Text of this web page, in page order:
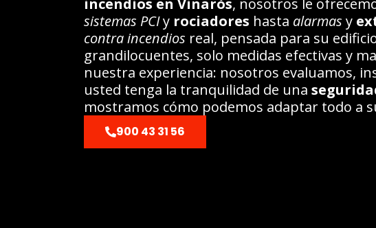
incendios en Vinaròs, nosotros le
sistemas PCIy rociadores hasta alarmas y
contra incendios real, pensada para su
grandilocuentes, solo medidas efectivas y
nuestra experiencia: nosotros evaluamos,
usted tenga la tranquilidad de una
mostramos cómo podemos adaptar todo a
900 43 31 56